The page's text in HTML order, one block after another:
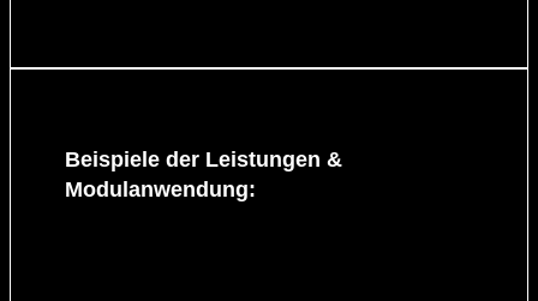
Beispiele der Leistungen &
Modulanwendung: